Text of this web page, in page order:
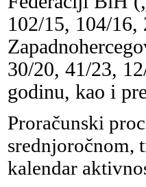
102/15, 104/
30/20, 41/23,
godinu, kao i
Proračunski
srednjoročnom,
kalendar